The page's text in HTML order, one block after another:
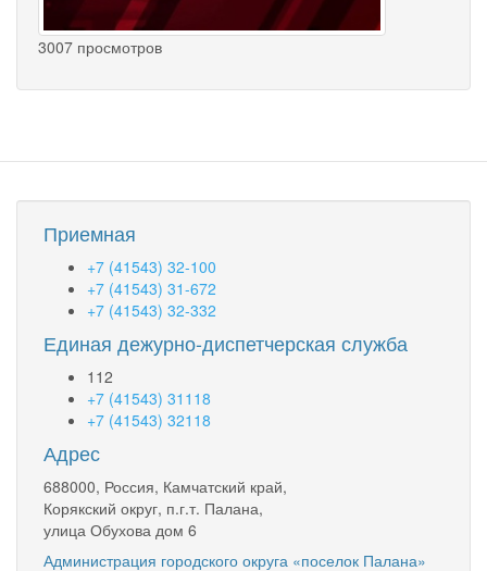
3007 просмотров
Приемная
+7 (41543) 32-100
+7 (41543) 31-672
+7 (41543) 32-332
Единая дежурно-диспетчерская служба
112
+7 (41543) 31118
+7 (41543) 32118
Адрес
688000, Россия, Камчатский край,
Корякский округ, п.г.т. Палана,
улица Обухова дом 6
Администрация городского округа «поселок Палана»